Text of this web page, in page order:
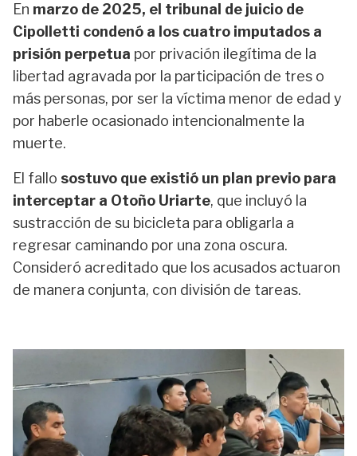
En marzo de 2025, el tribunal de juicio de
Cipolletti condenó a los cuatro imputados a
prisión perpetua por privación ilegítima de la
libertad agravada por la participación de tres o
más personas, por ser la víctima menor de edad y
por haberle ocasionado intencionalmente la
muerte.
El fallo sostuvo que existió un plan previo para
interceptar a Otoño Uriarte, que incluyó la
sustracción de su bicicleta para obligarla a
regresar caminando por una zona oscura.
Consideró acreditado que los acusados actuaron
de manera conjunta, con división de tareas.